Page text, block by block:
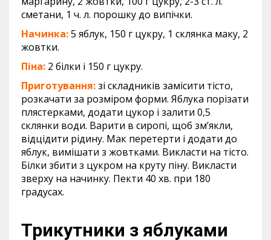
сметани, 1 ч. л. порошку до випічки.
Начинка:5 яблук, 150 г цукру, 1 склянка маку, 2
жовтки.
Піна: 2 білки і 150 г цукру.
Приготування:зі складників замісити тісто,
розкачати за розміром форми. Яблука порізати
плястерками, додати цукор і залити 0,5
склянки води. Варити в сиропі, щоб зм’якли,
відцідити рідину. Мак перетерти і додати до
яблук, вимішати з жовтками. Викласти на тісто.
Білки збити з цукром на круту піну. Викласти
зверху на начинку. Пекти 40 хв. при 180
градусах.
Трикутники з яблуками